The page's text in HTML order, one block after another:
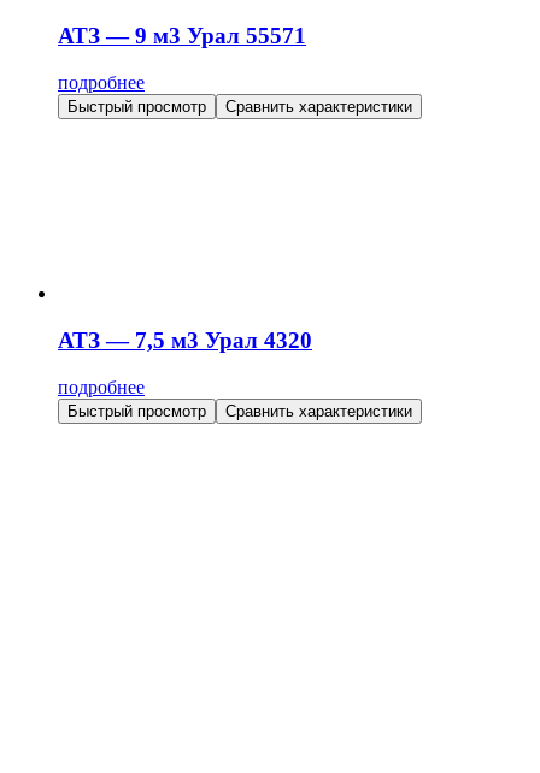
АТЗ — 9 м3 Урал 55571
подробнее
Быстрый просмотр Сравнить характеристики
АТЗ — 7,5 м3 Урал 4320
подробнее
Быстрый просмотр Сравнить характеристики